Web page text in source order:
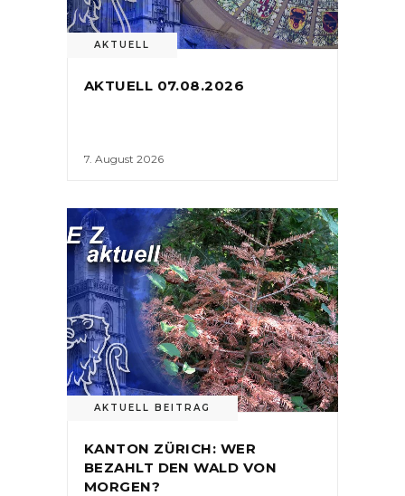
AKTUELL
AKTUELL 07.08.2026
7. August 2026
AKTUELL BEITRAG
KANTON ZÜRICH: WER
BEZAHLT DEN WALD VON
MORGEN?